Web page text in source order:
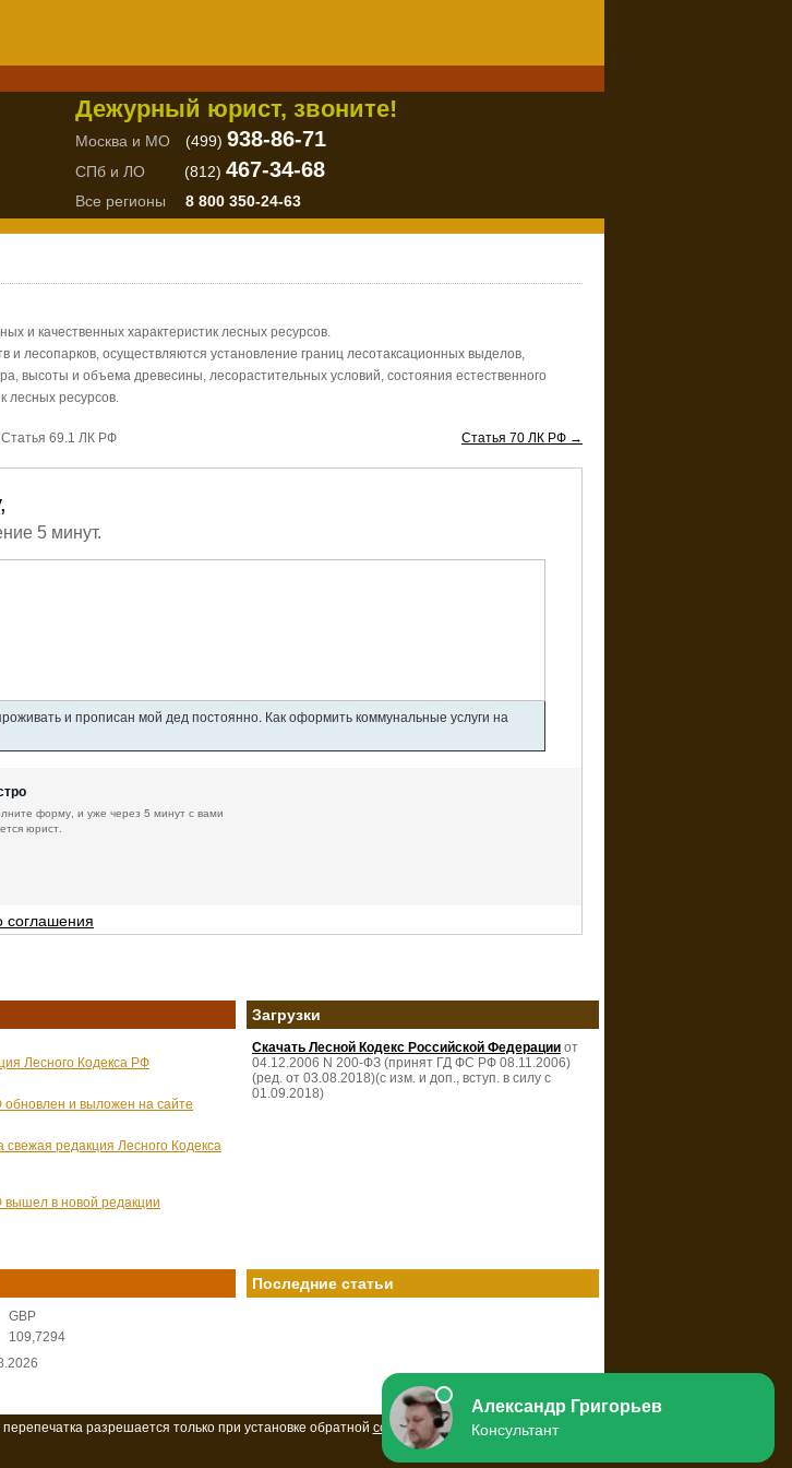
Дежурный юрист, звоните!
Москва и МО (499) 938-86-71
СПб и ЛО (812) 467-34-68
Все регионы 8 800 350-24-63
и качественных характеристик лесных ресурсов.
и лесопарков, осуществляются установление границ лесотаксационных выделов,
высоты и объема древесины, лесорастительных условий, состояния естественного
лесных ресурсов.
Статья 69.1 ЛК РФ Статья 70 ЛК РФ →
5 минут.
и прописан мой дед постоянно. Как оформить коммунальные услуги на
форму, и уже через 5 минут с вами
юрист.
соглашения
Лесного Кодекса РФ
и выложен на сайте
редакция Лесного Кодекса
вышел в новой редакции
Загрузки
Скачать Лесной Кодекс Российской Федерации от
04.12.2006 N 200-ФЗ (принят ГД ФС РФ 08.11.2006)
(ред. от 03.08.2018)(с изм. и доп., вступ. в силу с
01.09.2018)
GBP
109,7294
Последние статьи
разрешается только при установке обратной ссылкина ресурс.